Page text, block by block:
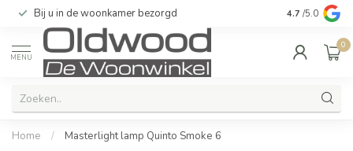
Bij u in de woonkamer bezorgd Kwaliteit &
4.7 /5.0
MENU
0
Home / Masterlight lamp Quinto Smoke 6